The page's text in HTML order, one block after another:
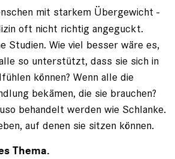
mit starkem Übergewicht
oft nicht richtig angeguckt.
Studien. Wie viel besser wäre es,
so unterstützt, dass sie sich in
können? Wenn alle die
bekämen, die sie brauchen?
behandelt werden wie Schlanke.
auf denen sie sitzen können.
Thema.